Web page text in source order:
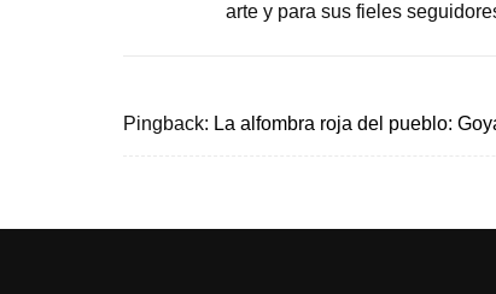
arte y para sus fieles
Pingback: La alfombra roja del pueblo: